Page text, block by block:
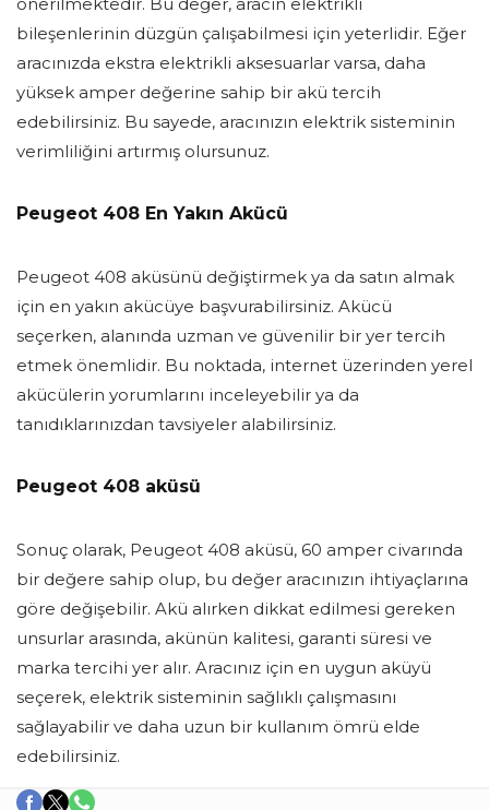
bileşenlerinin düzgün çalışabilmesi için yeterlidir. Eğer
aracınızda ekstra elektrikli aksesuarlar varsa, daha
yüksek amper değerine sahip bir akü tercih
edebilirsiniz. Bu sayede, aracınızın elektrik sisteminin
verimliliğini artırmış olursunuz.
Peugeot 408 En Yakın Akücü
Peugeot 408 aküsünü değiştirmek ya da satın almak
için en yakın akücüye başvurabilirsiniz. Akücü
seçerken, alanında uzman ve güvenilir bir yer tercih
etmek önemlidir. Bu noktada, internet üzerinden yerel
akücülerin yorumlarını inceleyebilir ya da
tanıdıklarınızdan tavsiyeler alabilirsiniz.
Peugeot 408 aküsü
Sonuç olarak, Peugeot 408 aküsü, 60 amper civarında
bir değere sahip olup, bu değer aracınızın ihtiyaçlarına
göre değişebilir. Akü alırken dikkat edilmesi gereken
unsurlar arasında, akünün kalitesi, garanti süresi ve
marka tercihi yer alır. Aracınız için en uygun aküyü
seçerek, elektrik sisteminin sağlıklı çalışmasını
sağlayabilir ve daha uzun bir kullanım ömrü elde
edebilirsiniz.